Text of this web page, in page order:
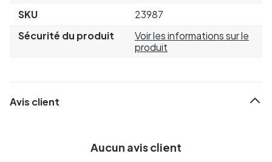
SKU
23987
Sécurité du produit
Voir les informations sur le
produit
Avis client
Aucun avis client